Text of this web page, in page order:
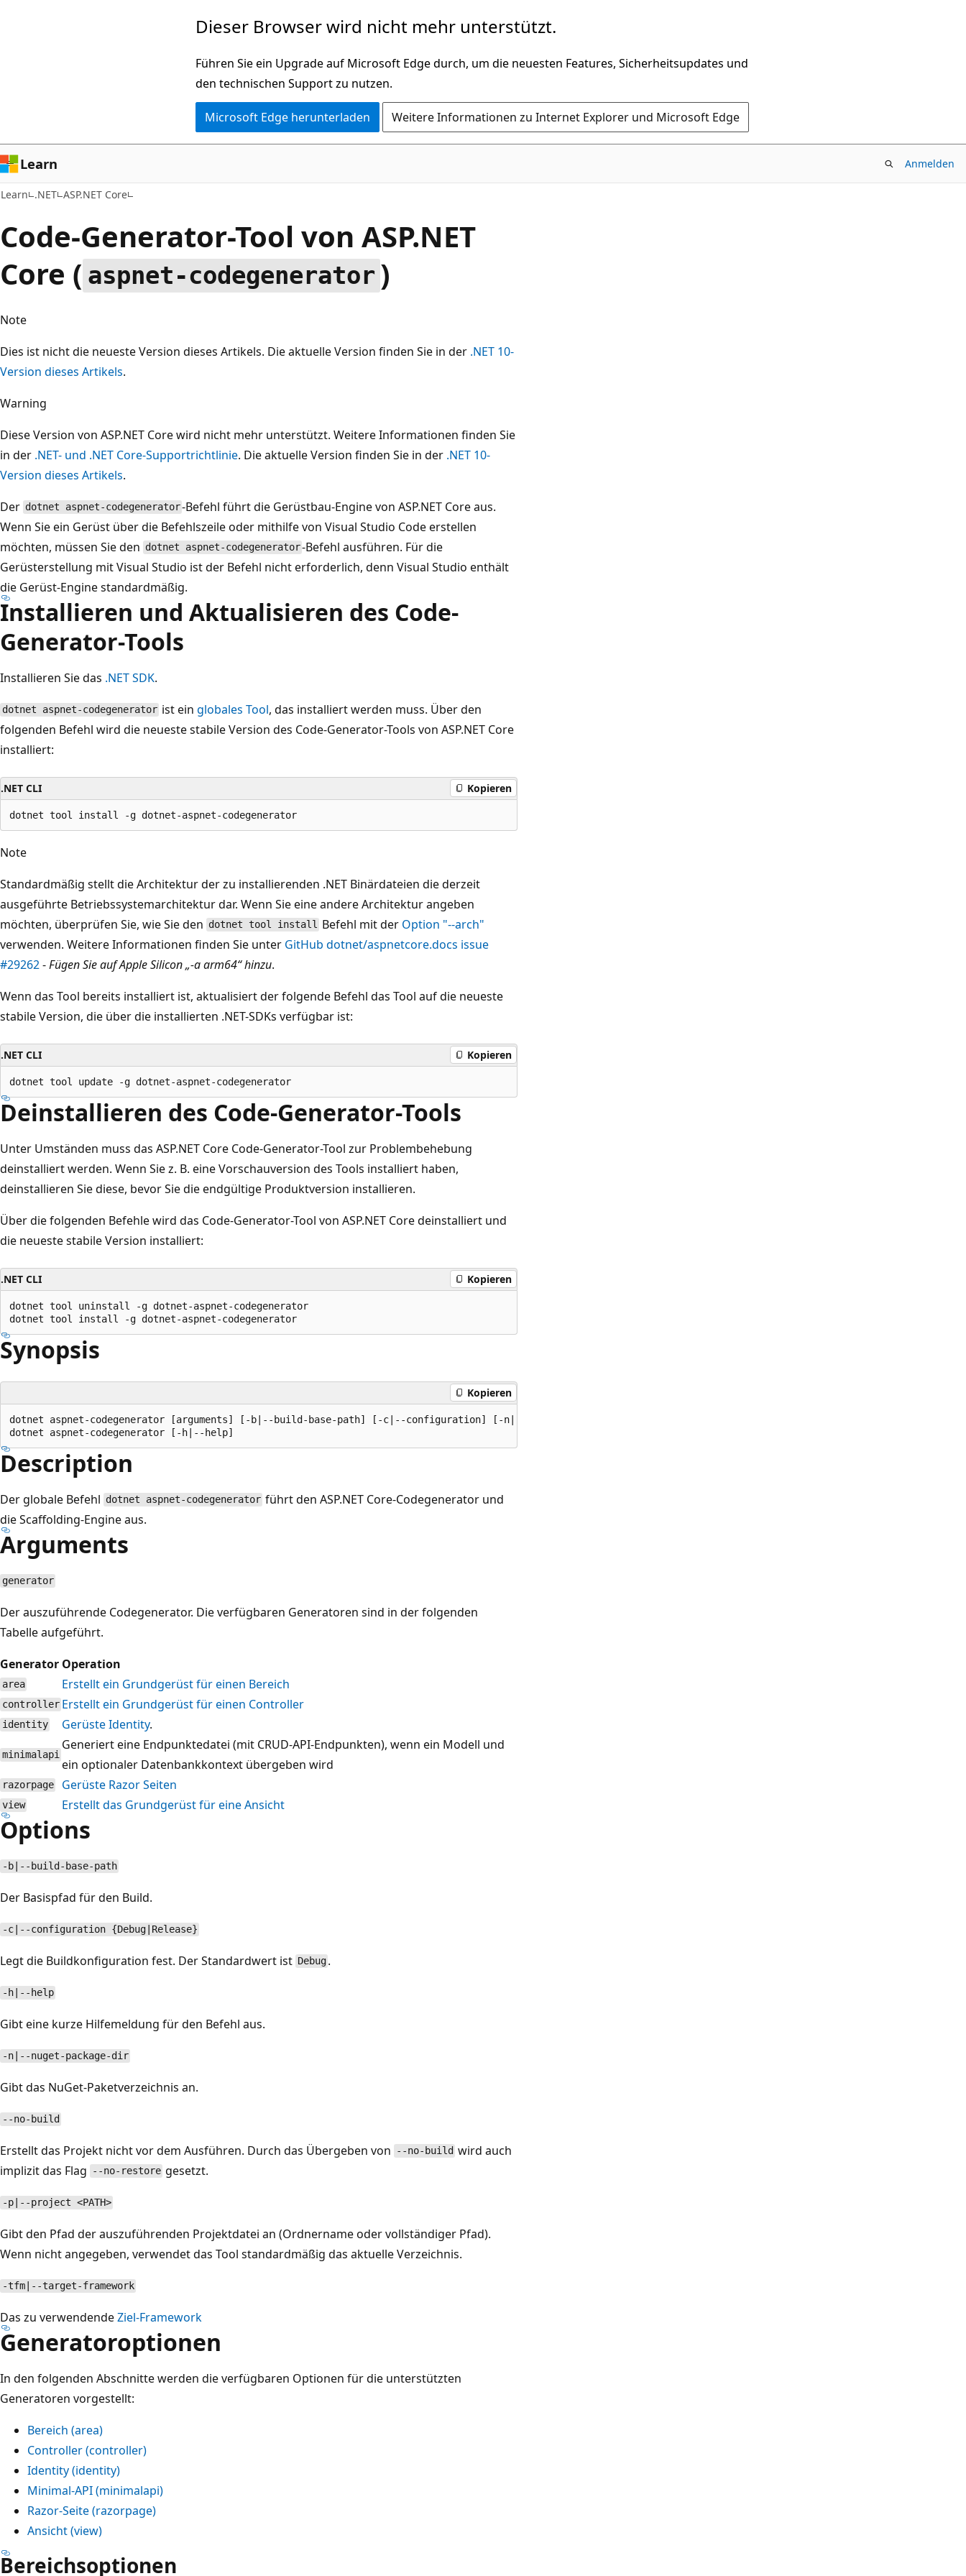
Dieser Browser wird nicht mehr unterstützt.
Führen Sie ein Upgrade auf Microsoft Edge durch, um die neuesten Features, Sicherheitsupdates und
den technischen Support zu nutzen.
Microsoft Edge herunterladen Weitere Informationen zu Internet Explorer und Microsoft Edge
Learn Anmelden
Learn .NET ASP.NET Core
Code-Generator-Tool von ASP.NET
Core ( aspnet-codegenerator )
Note
Dies ist nicht die neueste Version dieses Artikels. Die aktuelle Version finden Sie in der .NET 10-
Version dieses Artikels.
Warning
Diese Version von ASP.NET Core wird nicht mehr unterstützt. Weitere Informationen finden Sie
in der .NET- und .NET Core-Supportrichtlinie. Die aktuelle Version finden Sie in der .NET 10-
Version dieses Artikels.
Der dotnet aspnet-codegenerator-Befehl führt die Gerüstbau-Engine von ASP.NET Core aus.
Wenn Sie ein Gerüst über die Befehlszeile oder mithilfe von Visual Studio Code erstellen
möchten, müssen Sie den dotnet aspnet-codegenerator-Befehl ausführen. Für die
Gerüsterstellung mit Visual Studio ist der Befehl nicht erforderlich, denn Visual Studio enthält
die Gerüst-Engine standardmäßig.
Installieren und Aktualisieren des Code-
Generator-Tools
Installieren Sie das .NET SDK.
dotnet aspnet-codegenerator ist einglobales Tool, das installiert werden muss. Über den
folgenden Befehl wird die neueste stabile Version des Code-Generator-Tools von ASP.NET Core
installiert:
.NET CLI Kopieren
Note
Standardmäßig stellt die Architektur der zu installierenden .NET Binärdateien die derzeit
ausgeführte Betriebssystemarchitektur dar. Wenn Sie eine andere Architektur angeben
möchten, überprüfen Sie, wie Sie den dotnet tool install Befehl mit der Option "--arch"
verwenden. Weitere Informationen finden Sie unter GitHub dotnet/aspnetcore.docs issue
#29262-Fügen Sie auf Apple Silicon „-a arm64“ hinzu.
Wenn das Tool bereits installiert ist, aktualisiert der folgende Befehl das Tool auf die neueste
stabile Version, die über die installierten .NET-SDKs verfügbar ist:
.NET CLI Kopieren
Deinstallieren des Code-Generator-Tools
Unter Umständen muss das ASP.NET Core Code-Generator-Tool zur Problembehebung
deinstalliert werden. Wenn Sie z. B. eine Vorschauversion des Tools installiert haben,
deinstallieren Sie diese, bevor Sie die endgültige Produktversion installieren.
Über die folgenden Befehle wird das Code-Generator-Tool von ASP.NET Core deinstalliert und
die neueste stabile Version installiert:
.NET CLI Kopieren
dotnet tool uninstall -g dotnet-aspnet-codegenerator
Synopsis
Kopieren
dotnet aspnet-codegenerator [arguments] [-b|--build-base-path] [-c|--configuration] [-n|--nuget-package-dir] [--no-build] [-p|--project] [-tfm|--target-framework]
Description
Der globale Befehl dotnet aspnet-codegenerator führt den ASP.NET Core-Codegenerator und
die Scaffolding-Engine aus.
Arguments
generator
Der auszuführende Codegenerator. Die verfügbaren Generatoren sind in der folgenden
Tabelle aufgeführt.
Generator Operation
area Erstellt ein Grundgerüst für einen Bereich
controller Erstellt ein Grundgerüst für einen Controller
identity Gerüste Identity.
minimalapi
Generiert eine Endpunktedatei (mit CRUD-API-Endpunkten), wenn ein Modell und
ein optionaler Datenbankkontext übergeben wird
razorpage Gerüste Razor Seiten
view Erstellt das Grundgerüst für eine Ansicht
Options
-b|--build-base-path
Der Basispfad für den Build.
-c|--configuration {Debug|Release}
Legt die Buildkonfiguration fest. Der Standardwert ist Debug .
-h|--help
Gibt eine kurze Hilfemeldung für den Befehl aus.
-n|--nuget-package-dir
Gibt das NuGet-Paketverzeichnis an.
--no-build
Erstellt das Projekt nicht vor dem Ausführen. Durch das Übergeben von --no-build wird auch
implizit das Flag
--no-restore gesetzt.
-p|--project <PATH>
Gibt den Pfad der auszuführenden Projektdatei an (Ordnername oder vollständiger Pfad).
Wenn nicht angegeben, verwendet das Tool standardmäßig das aktuelle Verzeichnis.
-tfm|--target-framework
Das zu verwendendeZiel-Framework
Generatoroptionen
In den folgenden Abschnitte werden die verfügbaren Optionen für die unterstützten
Generatoren vorgestellt:
Bereich (area)
Controller (controller)
Identity (identity)
Minimal-API (minimalapi)
Razor-Seite (razorpage)
Ansicht (view)
Bereichsoptionen